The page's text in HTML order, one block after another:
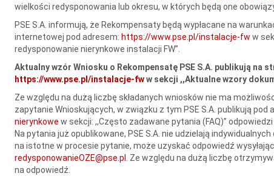
wielkości redysponowania lub okresu, w których będą one
PSE S.A. informują, że Rekompensaty będą wypłacane na
internetowej pod adresem: https://www.pse.pl/instalacje-fw w
redysponowanie nierynkowe instalacji FW”.
Aktualny wzór Wniosku o Rekompensatę PSE S.A. publikują na
https://www.pse.pl/instalacje-fww sekcji ,,Aktualne wzory
Ze względu na dużą liczbę składanych wniosków nie ma
zapytanie Wnioskujących, w związku z tym PSE S.A. publikują pod
nierynkowe w sekcji: ,,Często zadawane pytania (FAQ)”
Na pytania już opublikowane, PSE S.A. nie udzielają
na istotne w procesie pytanie, może uzyskać odpowiedź
redysponowanieOZE@pse.pl
. Ze względu na dużą liczbę
na odpowiedź.